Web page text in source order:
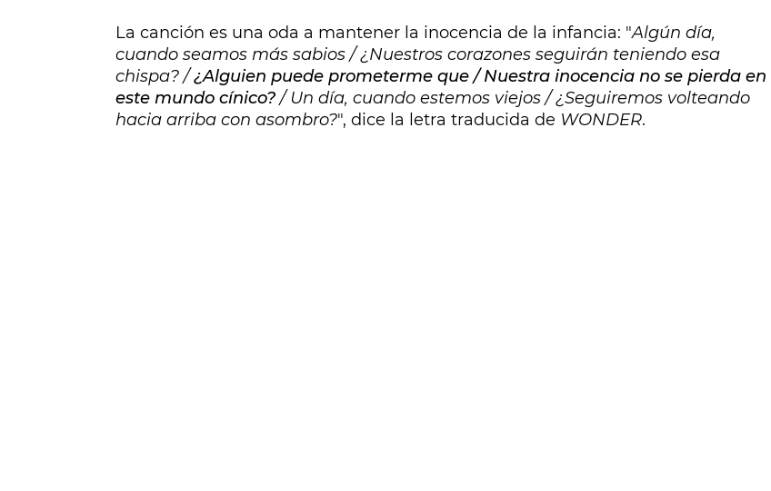
La canción es una oda a mantener la inocencia de la infancia: "Algún día,
cuando seamos más sabios / ¿Nuestros corazones seguirán teniendo esa
chispa? /¿Alguien puede prometerme que / Nuestra inocencia no se pierda en
este mundo cínico?/ Un día, cuando estemos viejos / ¿Seguiremos volteando
hacia arriba con asombro?", dice la letra traducida de WONDER.